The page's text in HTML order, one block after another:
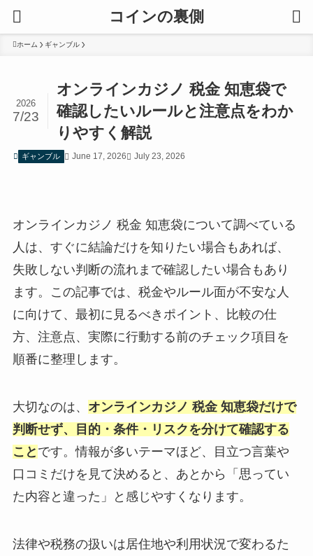
コインの裏側
ホーム ギャンブル
オンラインカジノ 税金 知恵袋で
確認したいルールと注意点をわか
りやすく解説
2026
7/23
ギャンブル June 17, 2026 July 23, 2026
オンラインカジノ 税金 知恵袋について調べている
人は、すぐに結論だけを知りたい場合もあれば、
失敗しない判断の流れまで確認したい場合もあり
ます。この記事では、税金やルール面が不安な人
に向けて、最初に見るべきポイント、比較の仕
方、注意点、実際に行動する前のチェック項目を
順番に整理します。
大切なのは、 オンラインカジノ 税金 知恵袋だけで
判断せず、目的・条件・リスクを分けて確認する
こと です。情報が多いテーマほど、目立つ言葉や
口コミだけを見て決めると、あとから「思ってい
た内容と違った」と感じやすくなります。
法律や税務の扱いは居住地や利用状況で変わるた